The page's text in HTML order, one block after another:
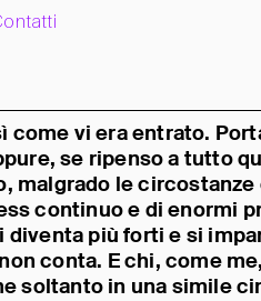
come vi era entrato.
se ripenso a tutto
malgrado le
continuo e di enormi
più forti e si
conta. E chi, come
soltanto in una simile